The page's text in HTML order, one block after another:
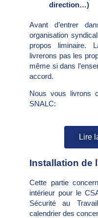
direction…)
Avant d’entrer
organisation
propos liminaire.
livrerons pas les
même si dans
accord.
Nous vous livrons
SNALC:
Lire
Installation de
Cette partie
intérieur pour le
Sécurité au
calendrier des